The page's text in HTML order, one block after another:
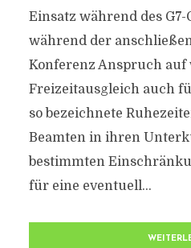
Einsatz während des
während der
Konferenz Anspruch auf
Freizeitausgleich auch
so bezeichnete
Beamten in ihren
bestimmten
für eine eventuell...